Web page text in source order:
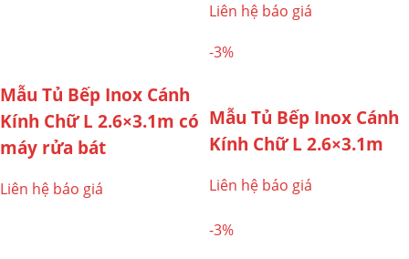
Liên hệ báo giá
Mẫu Tủ Bếp Inox Cánh
Kính Chữ L 2.6×3.1m có
máy rửa bát
Liên hệ báo giá
-3%
Mẫu Tủ Bếp Inox Cánh
Kính Chữ L 2.6×3.1m
Liên hệ báo giá
-3%